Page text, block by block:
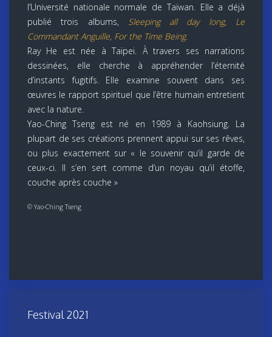
l’Université nationale normale de Taïwan. Elle a déjà
publié trois albums, Sleeping all day long, Le
Commandant Anguille, For the Time Being.
Ray He est née à Taïpei. À travers ses narrations
dessinées, elle cherche à appréhender l’éternité
d’instants fugitifs. Elle examine souvent dans ses
œuvres le rapport spirituel que l’être humain entretient
avec la nature.
Yao-Ching Tseng est né en 1989 à Kaohsiung. La
plupart de ses créations prennent appui sur ses rêves,
ou plus exactement sur « le souvenir qu’il garde de
ceux-ci. Il s’en sert comme d’un noyau qu’il étoffe,
couche après couche »
© Yao-Ching Tseng
Festival 2021